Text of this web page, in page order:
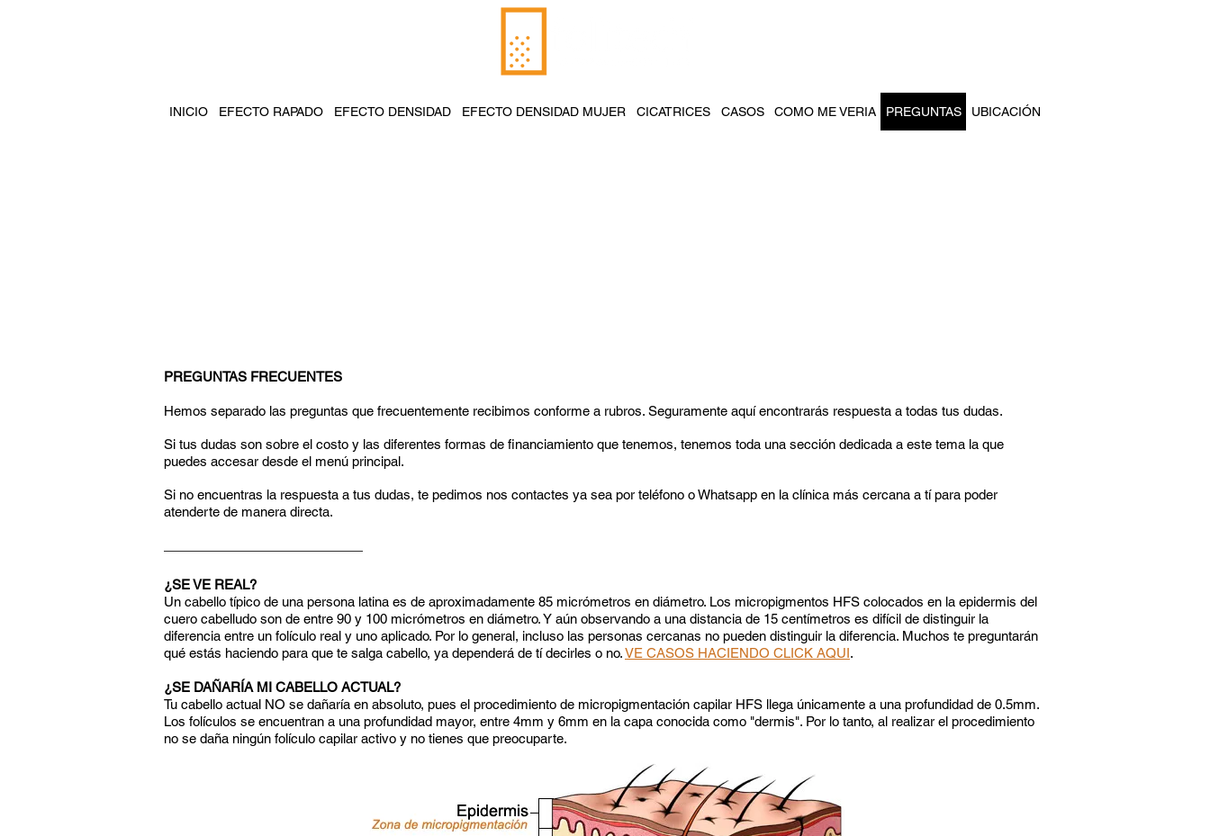
PREGUNTAS FRECUENTES
Hemos separado las preguntas que frecuentemente recibimos conforme a rubros. Seguramente aquí encontrarás respuesta a todas tus dudas.
Si tus dudas son sobre el costo y las diferentes formas de financiamiento que tenemos, tenemos toda una sección dedicada a este tema la que
puedes accesar desde el menú principal.
Si no encuentras la respuesta a tus dudas, te pedimos nos contactes ya sea por teléfono o Whatsapp en la clínica más cercana a tí para poder
atenderte de manera directa.
¿SE VE REAL?
Un cabello típico de una persona latina es de aproximadamente 85 micrómetros en diámetro. Los micropigmentos HFS colocados en la epidermis del
cuero cabelludo son de entre 90 y 100 micrómetros en diámetro. Y aún observando a una distancia de 15 centímetros es difícil de distinguir la
diferencia entre un folículo real y uno aplicado. Por lo general, incluso las personas cercanas no pueden distinguir la diferencia. Muchos te preguntarán
qué estás haciendo para que te salga cabello, ya dependerá de tí decirles o no.VE CASOS HACIENDO CLICK AQUI.
¿SE DAÑARÍA MI CABELLO ACTUAL?
Tu cabello actual NO se dañaría en absoluto, pues el procedimiento de micropigmentación capilar HFS llega únicamente a una profundidad de 0.5mm.
Los folículos se encuentran a una profundidad mayor, entre 4mm y 6mm en la capa conocida como "dermis". Por lo tanto, al realizar el procedimiento
no se daña ningún folículo capilar activo y no tienes que preocuparte.
INICIO EFECTO RAPADO EFECTO DENSIDAD EFECTO DENSIDAD MUJER CICATRICES CASOS COMO ME VERIA PREGUNTAS UBICACIÓN